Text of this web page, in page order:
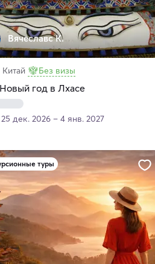
Вячеславс К.
Китай Без визы
год в Лхасе
25 дек. 2026 – 4 янв. 2027
туры